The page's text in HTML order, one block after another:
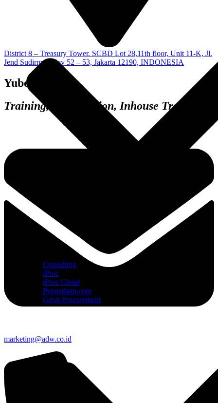
Consulting
iProc
iProc Cloud
Pengadaan.com
Great Procurement
District 8 – Treasury Tower. SCBD Lot 28,11th floor, Unit 11-K, Jl.
Jend Sudirman Kav 52 – 53, Jakarta 12190, INDONESIA
Yubet Natsir
Training, Certification, Inhouse Training
marketing@adw.co.id